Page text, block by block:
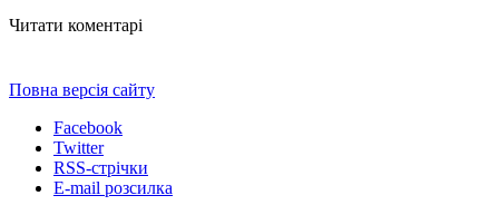
Читати коментарі
Повна версія сайту
Facebook
Twitter
RSS-стрічки
E-mail розсилка